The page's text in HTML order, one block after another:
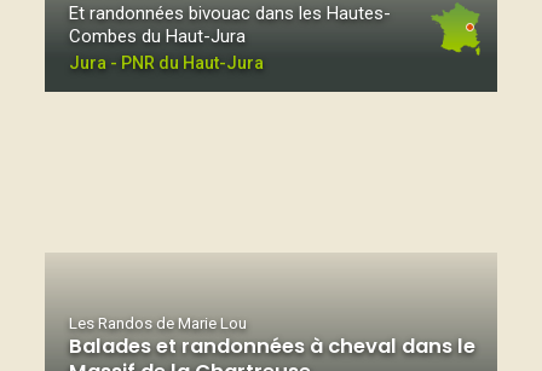
Et randonnées bivouac dans les Hautes-
Combes du Haut-Jura
Jura - PNR du Haut-Jura
Les Randos de Marie Lou
Balades et randonnées à cheval dans le